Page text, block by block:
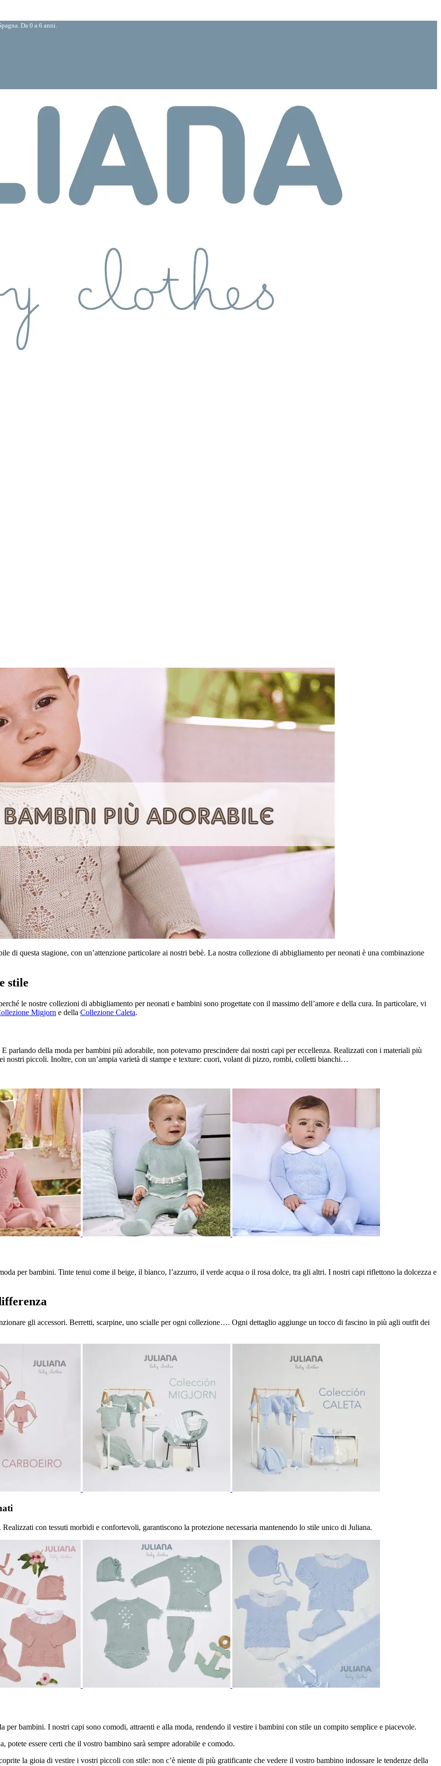
Da 0 a 6 anni.
di questa stagione, con un’attenzione particolare ai nostri bebè. La nostra collezione di abbigliamento per neonati è una combinazione
stile
le nostre collezioni di abbigliamento per neonati e bambini sono progettate con il massimo dell’amore e della cura. In particolare, vi
Migjorn e della Collezione Caleta.
parlando della moda per bambini più adorabile, non potevamo prescindere dai nostri capi per eccellenza. Realizzati con i materiali più
nostri piccoli. Inoltre, con un’ampia varietà di stampe e texture: cuori, volant di pizzo, rombi, colletti bianchi…
per bambini. Tinte tenui come il beige, il bianco, l’azzurro, il verde acqua o il rosa dolce, tra gli altri. I nostri capi riflettono la dolcezza e
gli accessori. Berretti, scarpine, uno scialle per ogni collezione…. Ogni dettaglio aggiunge un tocco di fascino in più agli outfit dei
con tessuti morbidi e confortevoli, garantiscono la protezione necessaria mantenendo lo stile unico di Juliana.
per bambini. I nostri capi sono comodi, attraenti e alla moda, rendendo il vestire i bambini con stile un compito semplice e piacevole.
essere certi che il vostro bambino sarà sempre adorabile e comodo.
la gioia di vestire i vostri piccoli con stile: non c’è niente di più gratificante che vedere il vostro bambino indossare le tendenze della